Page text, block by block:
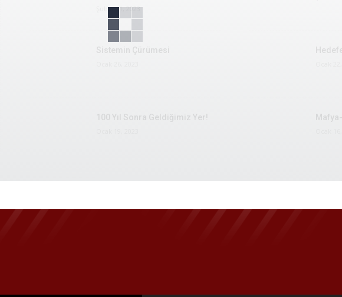
Şubat 11, 2023
Sistemin Çürümesi
100 Yıl Sonra Geldiğimiz Yer!